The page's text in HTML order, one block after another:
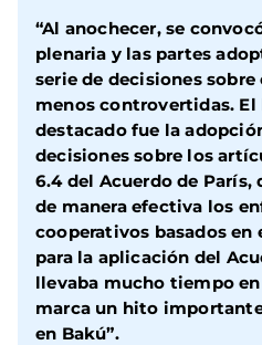
“Al anochecer, se
plenaria y las partes
serie de decisiones
menos controvertidas.
destacado fue la
decisiones sobre los
6.4 del Acuerdo de París,
de manera efectiva los
cooperativos basados en
para la aplicación del
llevaba mucho tiempo en
marca un hito
en Bakú”.